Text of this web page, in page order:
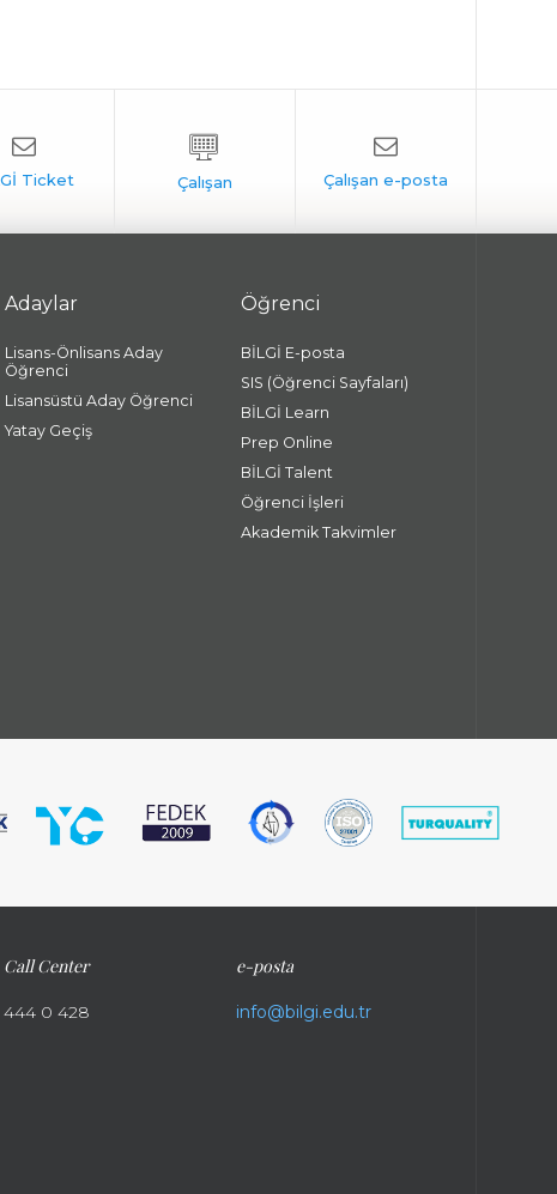
Adaylar
Lisans-Önlisans Aday
Öğrenci
Lisansüstü Aday Öğrenci
Yatay Geçiş
Öğrenci
BİLGİ E-posta
SIS (Öğrenci Sayfaları)
BİLGİ Learn
Prep Online
BİLGİ Talent
Öğrenci İşleri
Akademik Takvimler
Call Center
444 0 428
e-posta
info@bilgi.edu.tr